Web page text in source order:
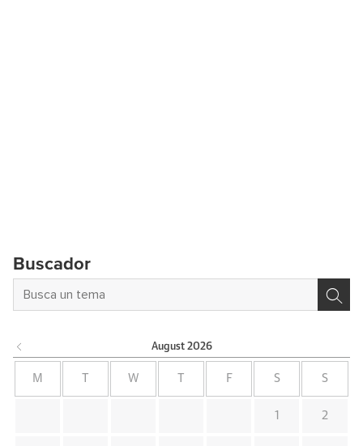
Buscador
August 2026
M W F S S
1 2